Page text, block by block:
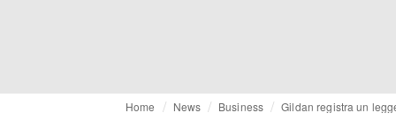
Home News Business Gildan registra un